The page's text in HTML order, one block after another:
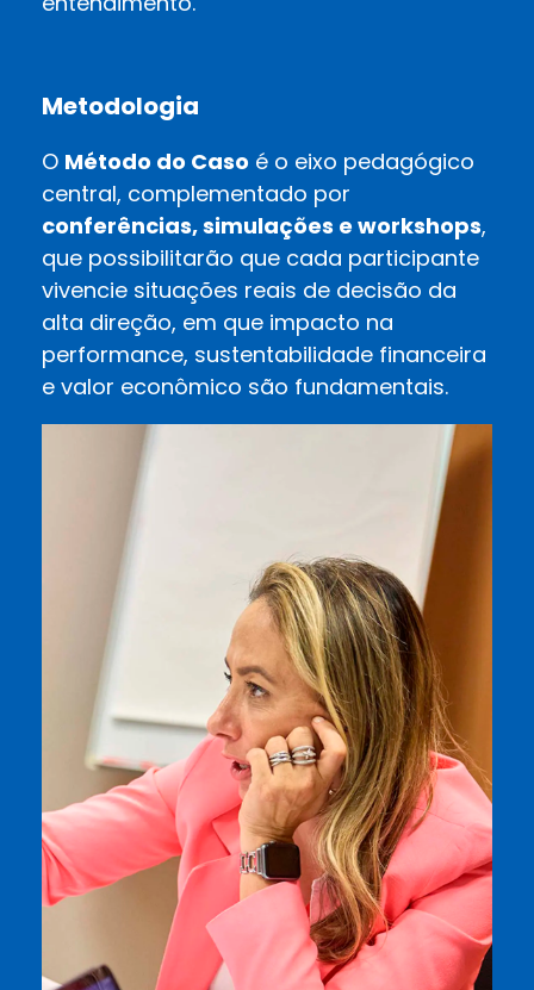
Metodologia
O Método do Caso é o eixo pedagógico
central, complementado por
conferências, simulações e workshops,
que possibilitarão que cada participante
vivencie situações reais de decisão da
alta direção, em que impacto na
performance, sustentabilidade financeira
e valor econômico são fundamentais.